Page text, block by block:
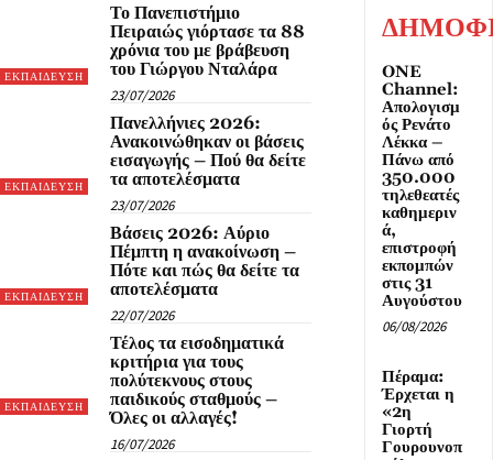
ΕΚΠΑΙΔΕΥΣΗ
Το Πανεπιστήμιο
Πειραιώς γιόρτασε τα 88
χρόνια του με βράβευση
του Γιώργου Νταλάρα
23/07/2026
ΕΚΠΑΙΔΕΥΣΗ
Πανελλήνιες 2026:
Ανακοινώθηκαν οι βάσεις
εισαγωγής – Πού θα δείτε
τα αποτελέσματα
23/07/2026
ΕΚΠΑΙΔΕΥΣΗ
Βάσεις 2026: Αύριο
Πέμπτη η ανακοίνωση –
Πότε και πώς θα δείτε τα
αποτελέσματα
22/07/2026
ΕΚΠΑΙΔΕΥΣΗ
Τέλος τα εισοδηματικά
κριτήρια για τους
πολύτεκνους στους
παιδικούς σταθμούς –
Όλες οι αλλαγές!
16/07/2026
ONE
Channel:
Απολογισμ
ός Ρενάτο
Λέκκα –
Πάνω από
350.000
τηλεθεατές
καθημεριν
ά,
επιστροφή
εκπομπών
στις 31
Αυγούστου
06/08/2026
Πέραμα:
Έρχεται η
«2η
Γιορτή
Γουρουνοπ